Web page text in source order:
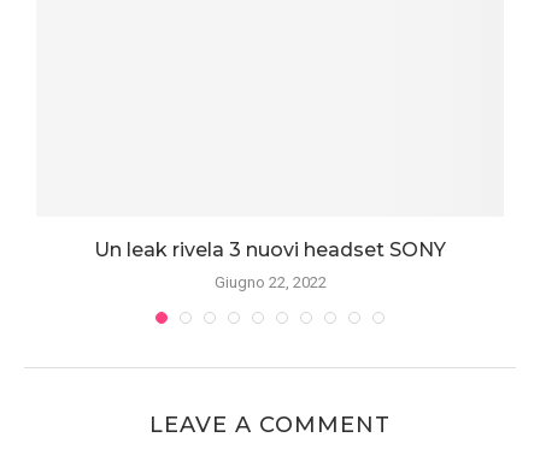
Un leak rivela 3 nuovi headset SONY
Giugno 22, 2022
LEAVE A COMMENT